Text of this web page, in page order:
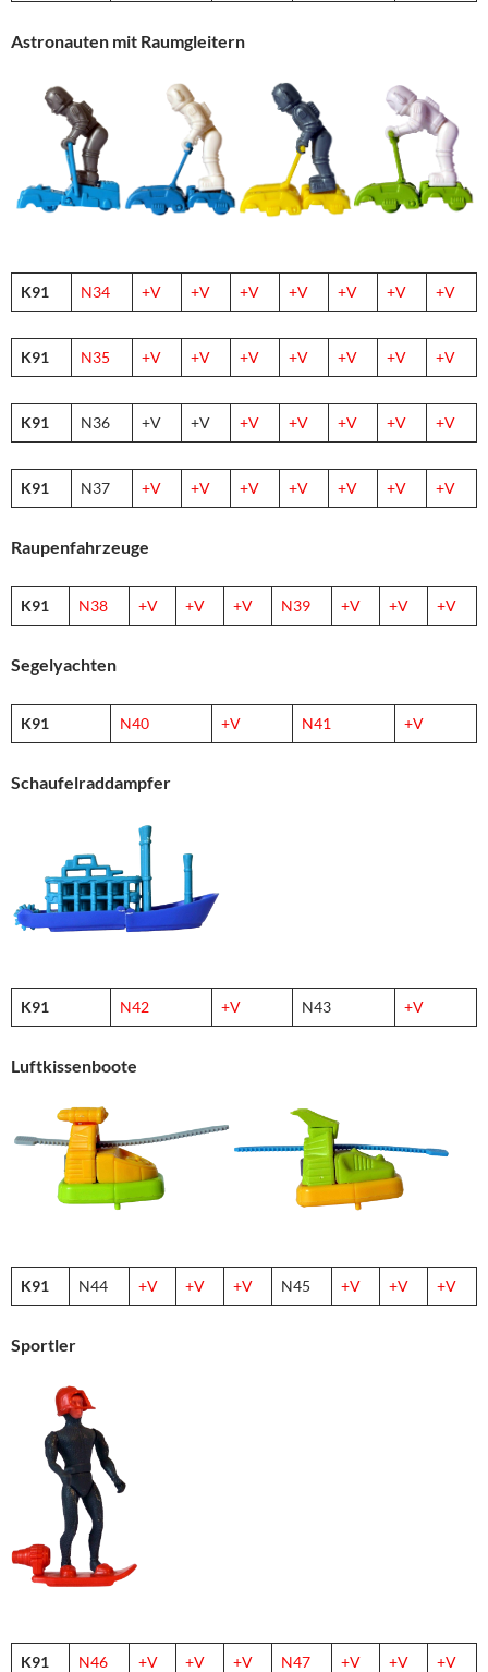
Astronauten mit Raumgleitern
K91 N34 +V +V +V +V +V +V +V
K91 N35 +V +V +V +V +V +V +V
K91 N36 +V +V +V +V +V +V +V
K91 N37 +V +V +V +V +V +V +V
Raupenfahrzeuge
K91 N38 +V +V +V N39 +V +V +V
Segelyachten
K91 N40 +V N41 +V
Schaufelraddampfer
K91 N42 +V N43 +V
Luftkissenboote
K91 N44 +V +V +V N45 +V +V +V
Sportler
K91 N46 +V +V +V N47 +V +V +V